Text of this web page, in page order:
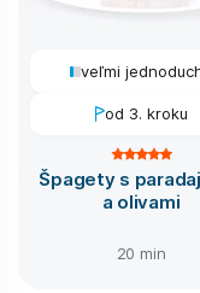
veľmi
od 3. kroku
Špagety s
a olivami
20 min